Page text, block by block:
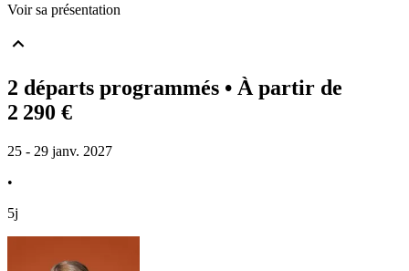
Voir sa présentation
2 départs programmés • À partir de
2 290 €
25 - 29 janv. 2027
•
5j